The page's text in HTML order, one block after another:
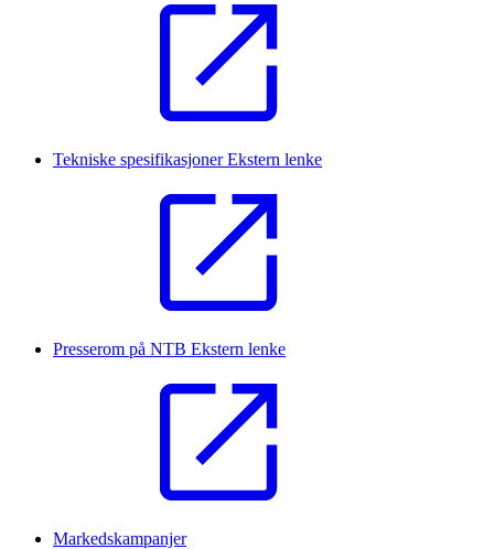
Tekniske spesifikasjonerEkstern lenke
Presserom på NTB Ekstern lenke
Markedskampanjer